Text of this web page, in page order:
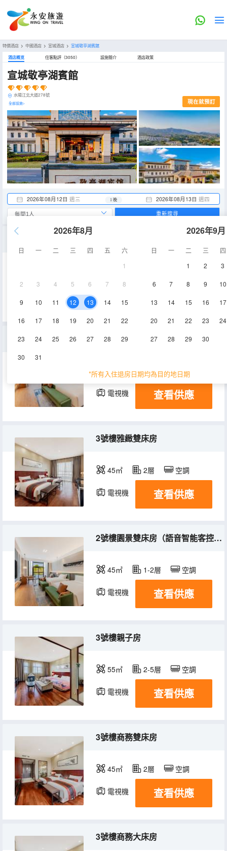
特價酒店 > 中國酒店 > 宣城酒店 > 宣城敬亭湖賓館
酒店概览 住客點評（3050） 設施簡介 酒店政策
宣城敬亭湖賓館
水陽江北大道278號
全部設施> 現在就預訂
2026年08月12日 週三 2026年08月13日 週四
1 晚
2026年8月
日 一 二 三 四 五
六
1
2 3 4 5 6 7 8
9 10 11 12 13 14 15
16 17 18 19 20 21 22
23 24 25 26 27 28 29
30 31
2026年9月
日 一 二 三
四
1
2 3
6 7 8 9 10
13 14 15 16 17
20 21 22 23 24
27 28 29 30
*所有入住退房日期均為目的地日期
重新搜尋
空調
45㎡ 1-2層 空調
電視機 查看供應
3號樓雅緻雙床房
45㎡ 2層 空調
電視機 查看供應
2號樓園景雙床房（語音智能客控+75寸投屏電視）
45㎡ 1-2層 空調
電視機 查看供應
3號樓親子房
55㎡ 2-5層 空調
電視機 冰箱
查看供應
3號樓商務雙床房
45㎡ 2層 空調
電視機 冰箱
查看供應
3號樓商務大床房